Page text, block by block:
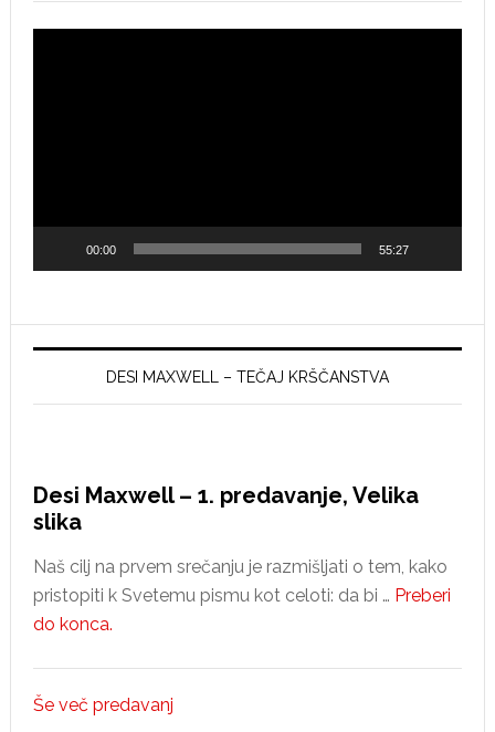
00:00 55:27
DESI MAXWELL – TEČAJ KRŠČANSTVA
Desi Maxwell – 1. predavanje, Velika
slika
Naš cilj na prvem srečanju je razmišljati o tem, kako
pristopiti k Svetemu pismu kot celoti: da bi … Preberi
do konca.
–
Še več predavanj